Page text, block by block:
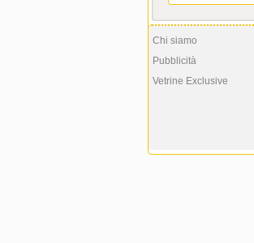
Chi siamo
Pubblicità
Vetrine Exclusive